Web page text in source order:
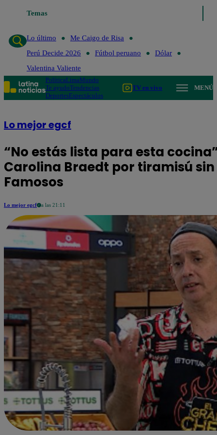
Temas
Lo último
Me Caigo de Risa
Perú Decide 2026
Fútbol peruano
Dólar
Valentina Valiente
PolíticaLimaMundo
Te ayudoTendencias
DeportesEspectáculos
TV en vivo MENÚ
Lo mejor egcf
“No estás lista para esta
Carolina Braedt por tiramisú sin
Famosos
Lo mejor egcf a las 21:11